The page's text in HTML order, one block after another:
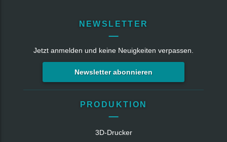
NEWSLETTER
Jetzt anmelden und keine Neuigkeiten verpassen.
Newsletter abonnieren
PRODUKTION
3D-Drucker